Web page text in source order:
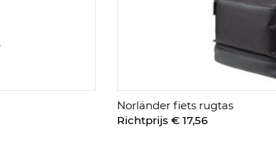
Norländer fiets rugtas
Richtprijs € 17,56